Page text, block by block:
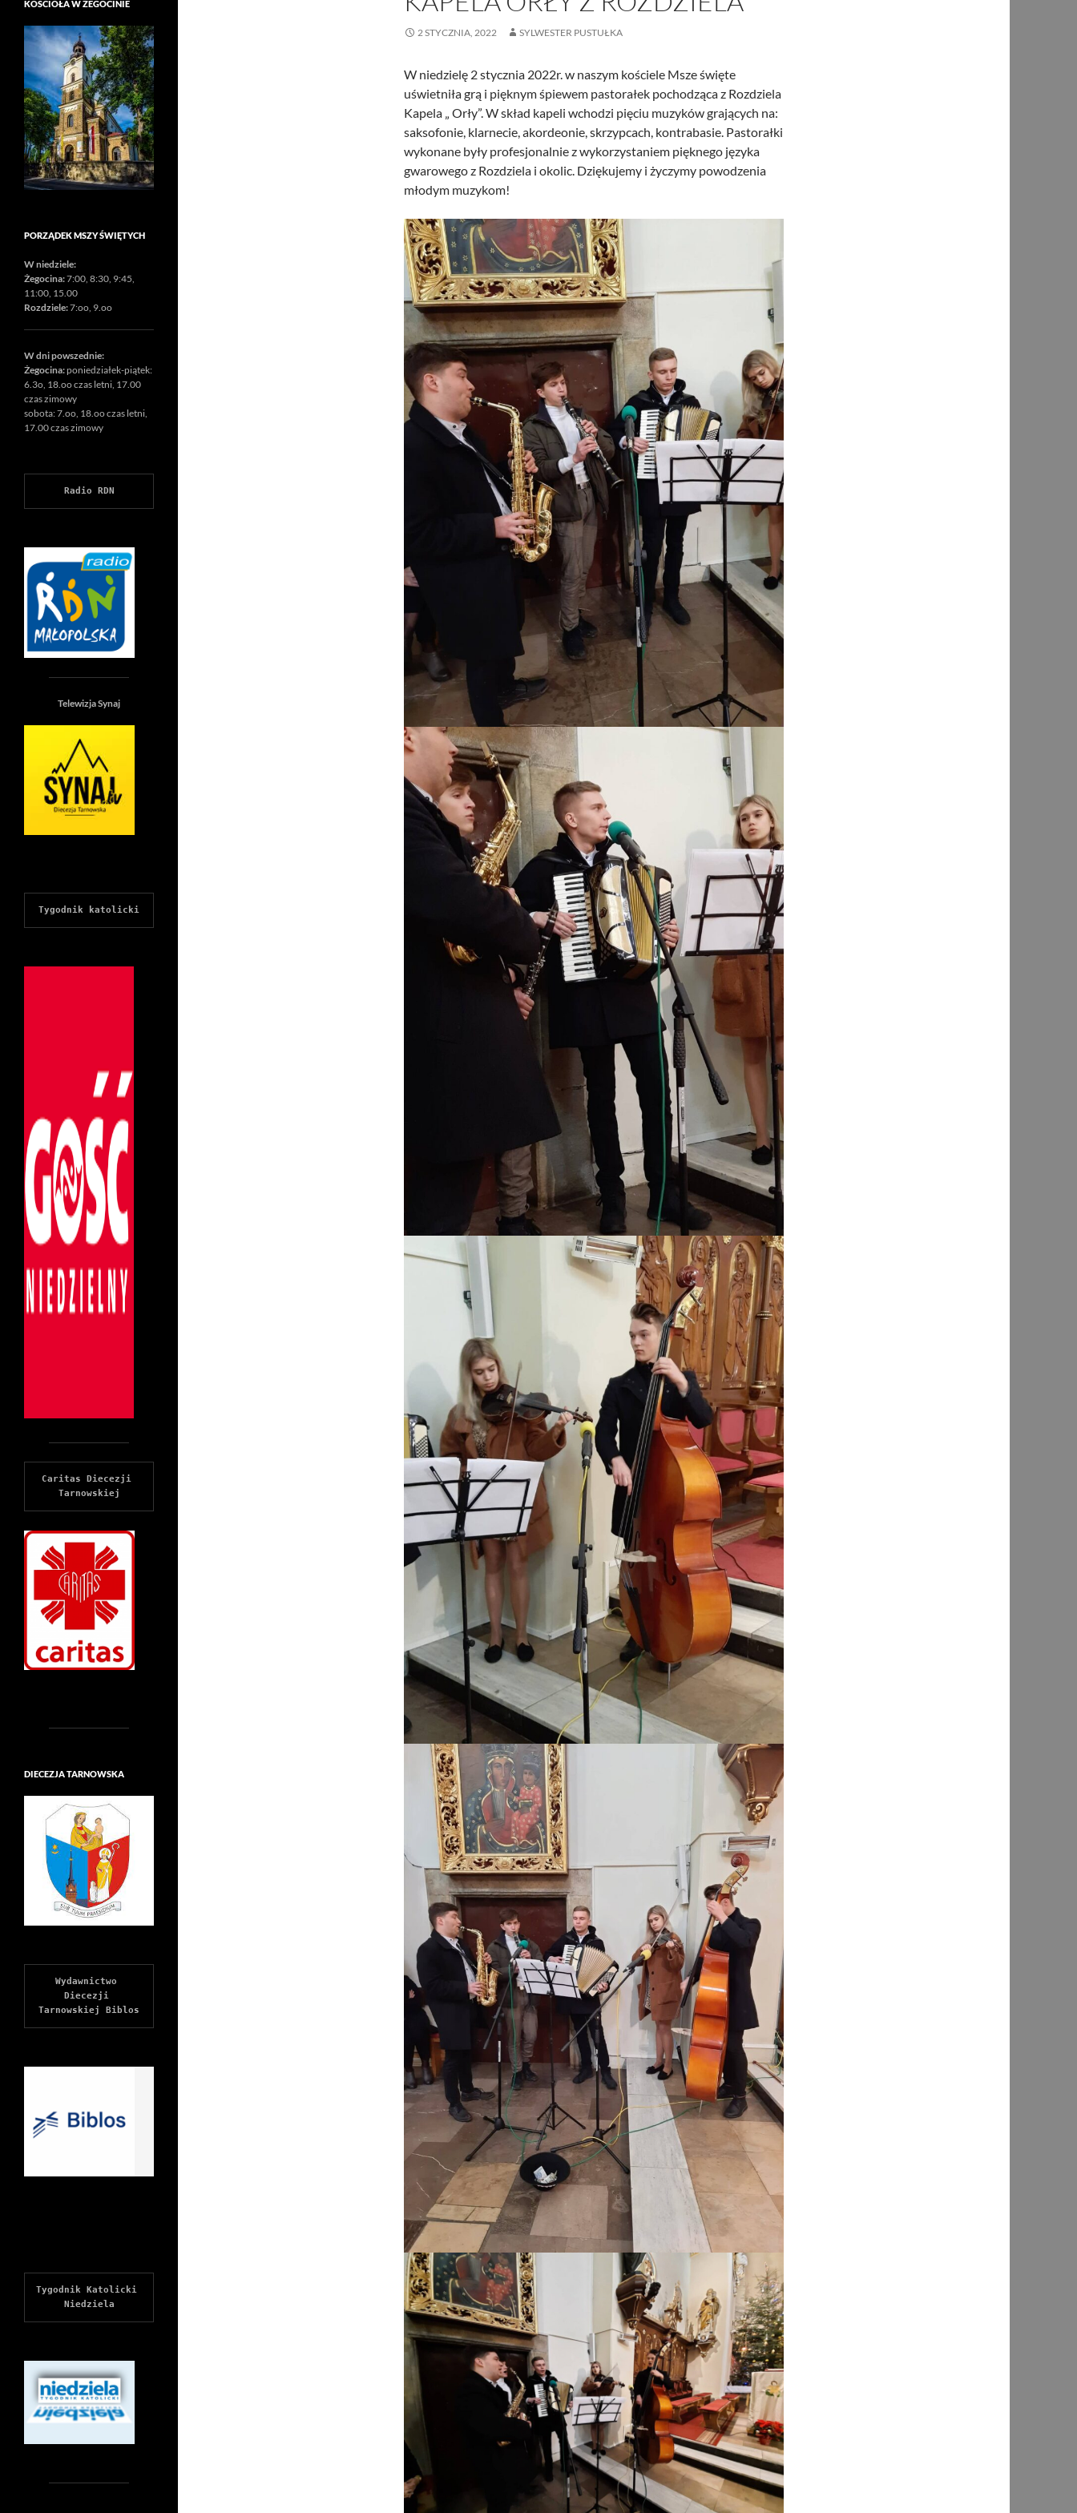
2 STYCZNIA, 2022 SYLWESTER PUSTUŁKA
W niedzielę 2 stycznia 2022r. w naszym kościele Msze święte
uświetniła grą i pięknym śpiewem pastorałek pochodząca z Rozdziela
Kapela „ Orły”. W skład kapeli wchodzi pięciu muzyków grających na:
saksofonie, klarnecie, akordeonie, skrzypcach, kontrabasie. Pastorałki
wykonane były profesjonalnie z wykorzystaniem pięknego języka
gwarowego z Rozdziela i okolic. Dziękujemy i życzymy powodzenia
młodym muzykom!
KOŚCIOŁA W ŻEGOCINIE
PORZĄDEK MSZY ŚWIĘTYCH
W niedziele:
Żegocina:7:00, 8:30, 9:45,
11:00, 15.00
Rozdziele:7:oo, 9.oo
W dni powszednie:
Żegocina: poniedziałek-piątek:
6.3o, 18.oo czas letni, 17.00
czas zimowy
sobota: 7.oo, 18.oo czas letni,
17.00 czas zimowy
Radio RDN
Telewizja Synaj
Tygodnik katolicki
Caritas Diecezji
Tarnowskiej
DIECEZJA TARNOWSKA
Wydawnictwo
Diecezji
Tarnowskiej Biblos
Tygodnik Katolicki
Niedziela